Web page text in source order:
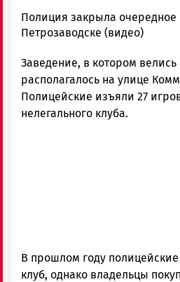
admintimur
Новости
и
Карелии
|
Петрозаводск
Полиция закрыла очередное
Петрозаводске (видео)
Заведение, в котором
располагалось на улице
Полицейские изъяли 27
нелегального клуба.
В прошлом году
клуб, однако владельцы